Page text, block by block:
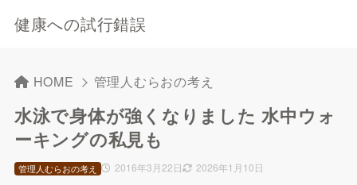
健康への試行錯誤
HOME 管理人むらおの考え
水泳で身体が強くなりました 水中ウォ
ーキングの私見も
2016年3月22日 2026年1月10日
管理人むらおの考え